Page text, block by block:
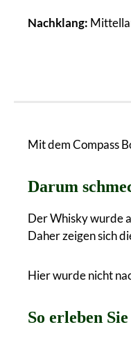
Nachklang:
Mit dem Compass
Darum
Der Whisky wurde
Daher zeigen sich
Hier wurde nicht
So erleben